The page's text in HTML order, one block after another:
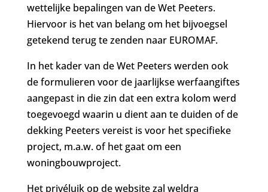
wettelijke bepalingen van de Wet Peeters.
Hiervoor is het van belang om het bijvoegsel
getekend terug te zenden naar EUROMAF.
In het kader van de Wet Peeters werden ook
de formulieren voor de jaarlijkse werfaangiftes
aangepast in die zin dat een extra kolom werd
toegevoegd waarin u dient aan te duiden of de
dekking Peeters vereist is voor het specifieke
project, m.a.w. of het gaat om een
woningbouwproject.
Het privéluik op de website zal weldra